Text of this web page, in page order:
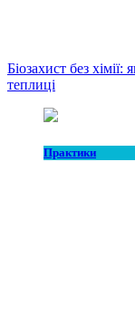
Біозахист без
теплиці
Практики